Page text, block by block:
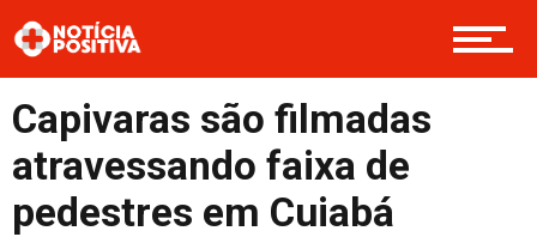
Internacional
Saúde & Bem-estar
Capivaras são filmadas
atravessando faixa de
pedestres em Cuiabá